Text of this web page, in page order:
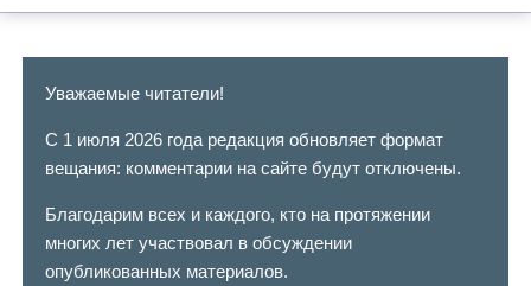
Уважаемые читатели!
С 1 июля 2026 года редакция обновляет формат
вещания: комментарии на сайте будут отключены.
Благодарим всех и каждого, кто на протяжении
многих лет участвовал в обсуждении
опубликованных материалов.